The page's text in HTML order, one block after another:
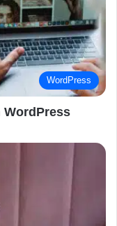
WordPress
WordPress